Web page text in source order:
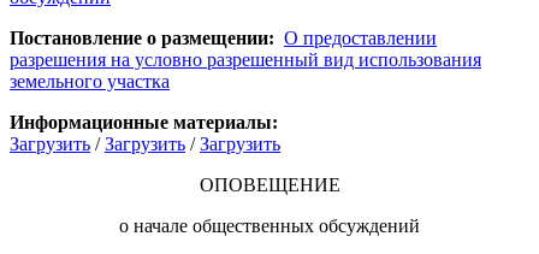
Постановление о размещении: О предоставлении
разрешения на условно разрешенный вид использования
земельного участка
Информационные материалы:
Загрузить /Загрузить /Загрузить
ОПОВЕЩЕНИЕ
о начале общественных обсуждений